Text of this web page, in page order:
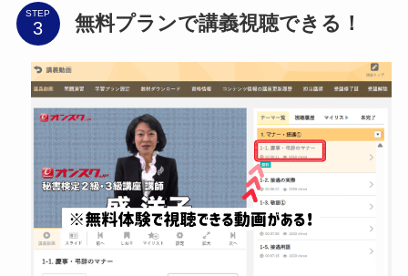
STEP 無料プランで講義視聴できる！